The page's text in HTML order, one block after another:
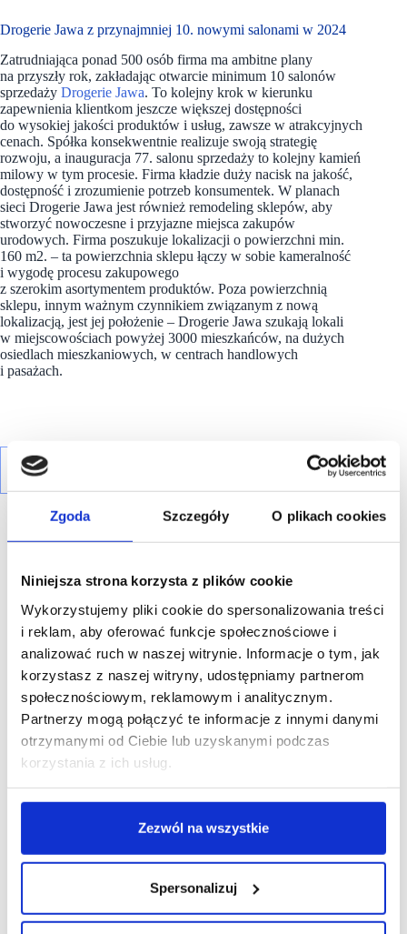
Zgoda Szczegóły O plikach cookies
Niniejsza strona korzysta z plików cookie
Wykorzystujemy pliki cookie do spersonalizowania treści
i reklam, aby oferować funkcje społecznościowe i
analizować ruch w naszej witrynie. Informacje o tym, jak
korzystasz z naszej witryny, udostępniamy partnerom
społecznościowym, reklamowym i analitycznym.
Partnerzy mogą połączyć te informacje z innymi danymi
otrzymanymi od Ciebie lub uzyskanymi podczas
korzystania z ich usług.
Zezwól na wszystkie
Spersonalizuj
Drogerie Jawa z przynajmniej 10. nowymi salonami w 2024
Zatrudniająca ponad 500 osób firma ma ambitne plany
na przyszły rok, zakładając otwarcie minimum 10 salonów
sprzedaży Drogerie Jawa. To kolejny krok w kierunku
zapewnienia klientkom jeszcze większej dostępności
do wysokiej jakości produktów i usług, zawsze w atrakcyjnych
cenach. Spółka konsekwentnie realizuje swoją strategię
rozwoju, a inauguracja 77. salonu sprzedaży to kolejny kamień
milowy w tym procesie. Firma kładzie duży nacisk na jakość,
dostępność i zrozumienie potrzeb konsumentek. W planach
sieci Drogerie Jawa jest również remodeling sklepów, aby
stworzyć nowoczesne i przyjazne miejsca zakupów
urodowych. Firma poszukuje lokalizacji o powierzchni min.
160 m2. – ta powierzchnia sklepu łączy w sobie kameralność
i wygodę procesu zakupowego
z szerokim asortymentem produktów. Poza powierzchnią
sklepu, innym ważnym czynnikiem związanym z nową
lokalizacją, jest jej położenie – Drogerie Jawa szukają lokali
w miejscowościach powyżej 3000 mieszkańców, na dużych
osiedlach mieszkaniowych, w centrach handlowych
i pasażach.
R E K L A M A